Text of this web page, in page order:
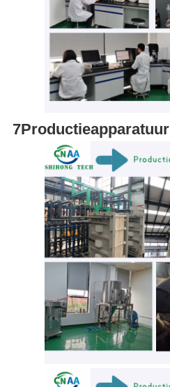
7Productieapparatuur